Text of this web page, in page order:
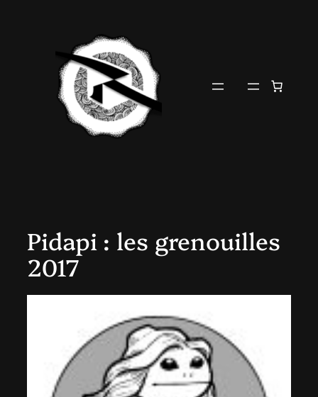
Pidapi : les grenouilles
2017